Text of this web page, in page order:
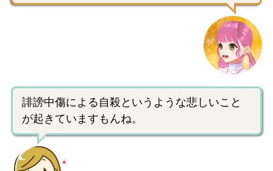
誹謗中傷による自殺というような悲しいこと
が起きていますもんね。